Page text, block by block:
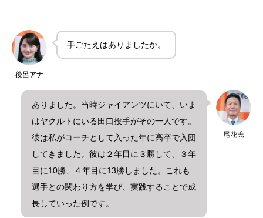
後呂アナ
手ごたえはありましたか。
尾花氏
ありました。当時ジャイアンツにいて、いま
はヤクルトにいる田口投手がその一人です。
彼は私がコーチとして入った年に高卒で入団
してきました。彼は２年目に３勝して、３年
目に10勝、４年目に13勝しました。これも
選手との関わり方を学び、実践することで成
長していった例です。